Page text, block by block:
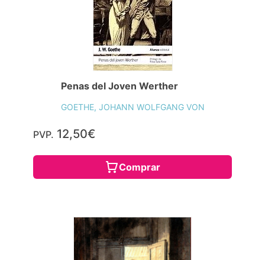
Penas del Joven Werther
GOETHE, JOHANN WOLFGANG VON
PVP. 12,50€
Comprar